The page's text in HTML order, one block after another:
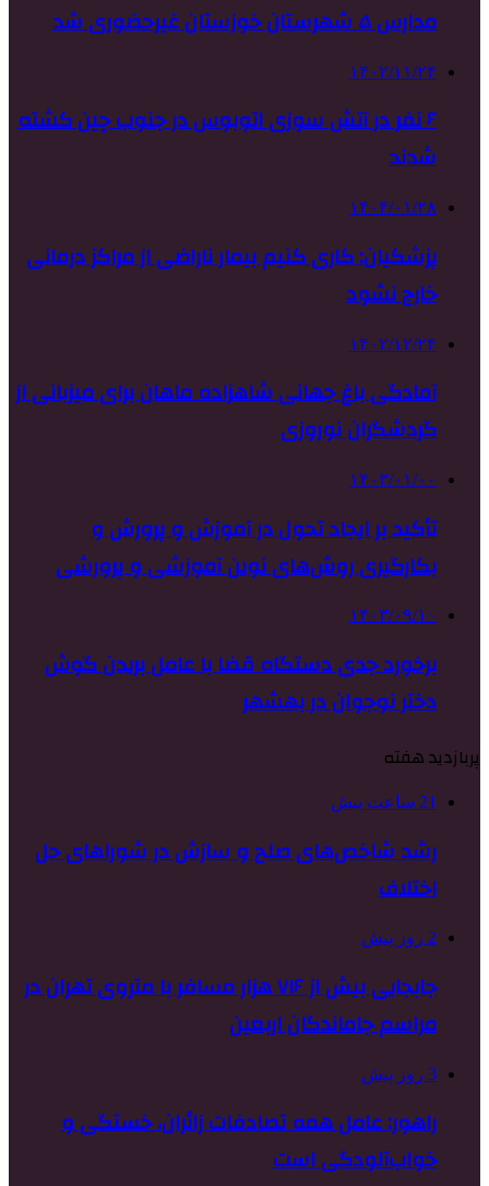
مدارس ۵ شهرستان خوزستان غیرحضوری شد
۱۴۰۲/۱۱/۲۴
۶ نفر در آتش سوزی اتوبوس در جنوب چین کشته
شدند
۱۴۰۴/۰۱/۲۸
پزشکیان: کاری کنیم بیمار ناراضی از مراکز درمانی
خارج نشود
۱۴۰۲/۱۲/۲۴
آمادگی باغ جهانی شاهزاده ماهان برای میزبانی از
گردشگران نوروزی
۱۴۰۳/۰۱/۰۰
تأکید بر ایجاد تحول در آموزش و پرورش و
بکارگیری روش‌های نوین آموزشی و پرورشی
۱۴۰۳/۰۹/۱۰
برخورد جدی دستگاه قضا با عامل بریدن گوش
دختر نوجوان در بهشهر
پربازدید هفته
21 ساعت پیش
رشد شاخص‌های صلح و سازش در شوراهای حل
اختلاف
2 روز پیش
جابجایی بیش از ۷۱۶ هزار مسافر با متروی تهران در
مراسم جاماندگان اربعین
3 روز پیش
راهور: عامل همه تصادفات زائران، خستگی و
خواب‌آلودگی است